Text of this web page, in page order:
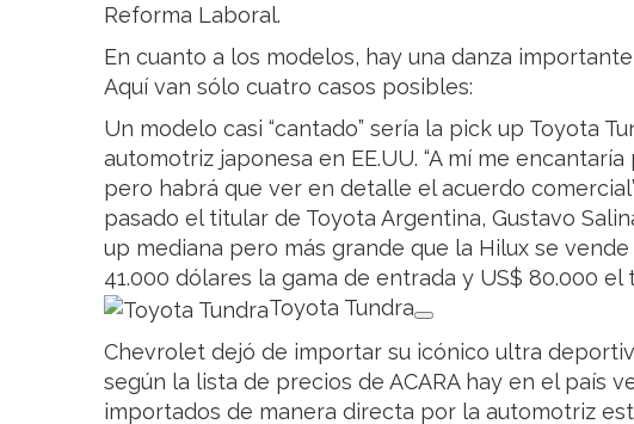
Reforma Laboral.
En cuanto a los modelos, hay una danza
Aquí van sólo cuatro casos posibles:
Un modelo casi “cantado” sería la pick up Toyota
automotriz japonesa en EE.UU. “A mí me
pero habrá que ver en detalle el acuerdo
pasado el titular de Toyota Argentina, Gustavo
up mediana pero más grande que la Hilux se
41.000 dólares la gama de entrada y US$ 80.000 el
Toyota Tundra
Chevrolet dejó de importar su icónico ultra
según la lista de precios de ACARA hay en el país
importados de manera directa por la automotriz